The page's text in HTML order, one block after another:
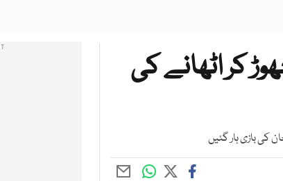
کر اٹھانے کی
کی بازی ہار گئیں